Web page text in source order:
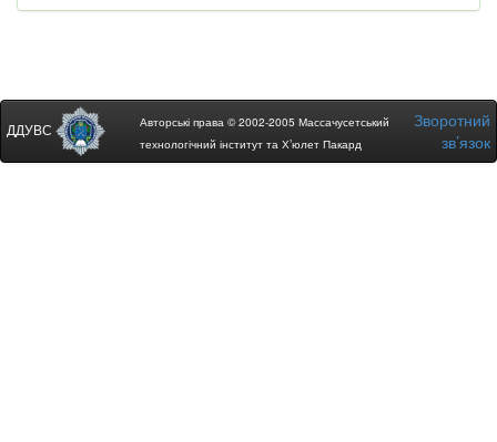
ДДУВС
Авторські права © 2002-2005 Массачусетський
технологічний інститут та Х’юлет Пакард
Зворотний
зв’язок